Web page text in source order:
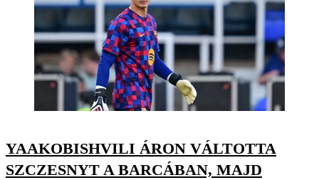
YAAKOBISHVILI ÁRON VÁLTOTTA
SZCZESNYT A BARCÁBAN, MAJD